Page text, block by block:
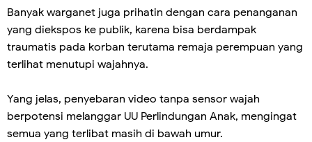
Banyak warganet juga prihatin dengan cara penanganan
yang diekspos ke publik, karena bisa berdampak
traumatis pada korban terutama remaja perempuan yang
terlihat menutupi wajahnya.
Yang jelas, penyebaran video tanpa sensor wajah
berpotensi melanggar UU Perlindungan Anak, mengingat
semua yang terlibat masih di bawah umur.